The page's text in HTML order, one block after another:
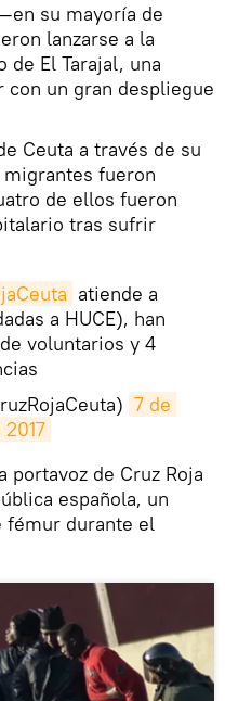
su mayoría de
lanzarse a la
El Tarajal, una
con un gran despliegue
Ceuta a través de su
migrantes fueron
de ellos fueron
tras sufrir
atiende a
a HUCE), han
voluntarios y 4
7 de
portavoz de Cruz Roja
española, un
fémur durante el